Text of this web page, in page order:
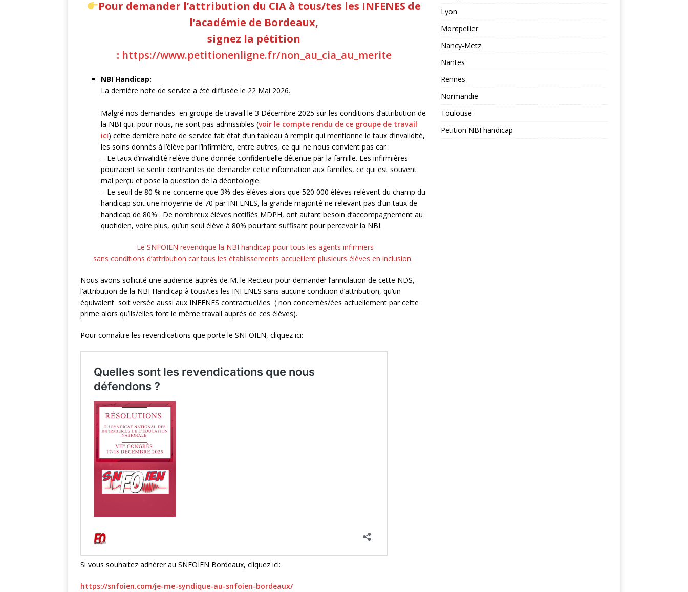
infirmières de l’Éducation nationale de l’académie
ACADÉMIES
Pour demander l’attribution du CIA à tous/tes les INFENES de
l’académie de Bordeaux,
signez la pétition
: https://www.petitionenligne.fr/non_au_cia_au_merite
NBI Handicap:
La dernière note de service a été diffusée le 22 Mai 2026.
Malgré nos demandes en groupe de travail le 3 Décembre 2025 sur les conditions d’attribution de
la NBI qui, pour nous, ne sont pas admissibles (voir le compte rendu de ce groupe de travail
ici) cette dernière note de service fait état d’un tableau à remplir qui mentionne le taux d’invalidité,
les soins donnés à l’élève par l’infirmière, entre autres, ce qui ne nous convient pas car :
– Le taux d’invalidité relève d’une donnée confidentielle détenue par la famille. Les infirmières
pourraient se sentir contraintes de demander cette information aux familles, ce qui est souvent
mal perçu et pose la question de la déontologie.
– Le seuil de 80 % ne concerne que 3% des élèves alors que 520 000 élèves relèvent du champ du
handicap soit une moyenne de 70 par INFENES, la grande majorité ne relevant pas d’un taux de
handicap de 80% . De nombreux élèves notifiés MDPH, ont autant besoin d’accompagnement au
quotidien, voire plus, qu’un seul élève à 80% pourtant suffisant pour percevoir la NBI.
Le SNFOIEN revendique la NBI handicap pour tous les agents infirmiers
sans conditions d’attribution car tous les établissements accueillent plusieurs élèves en inclusion.
Nous avons sollicité une audience auprès de M. le Recteur pour demander l’annulation de cette NDS,
l’attribution de la NBI Handicap à tous/tes les INFENES sans aucune condition d’attribution, qu’un
équivalent soit versée aussi aux INFENES contractuel/les ( non concernés/ées actuellement par cette
prime alors qu’ils/elles font le même travail auprès de ces élèves).
Pour connaître les revendications que porte le SNFOIEN, cliquez ici:
Si vous souhaitez adhérer au SNFOIEN Bordeaux, cliquez ici:
https://snfoien.com/je-me-syndique-au-snfoien-bordeaux/
Lyon
Montpellier
Nancy-Metz
Nantes
Rennes
Normandie
Toulouse
Petition NBI handicap